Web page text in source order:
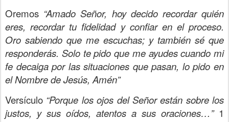
Oremos “AmadoSeñor, hoy decido recordar quién
eres, recordar tu fidelidad y confiar en el proceso.
Oro sabiendo que me escuchas; y también sé que
responderás. Solo te pido que me ayudes cuando mi
fe decaiga por las situaciones que pasan, lo pido en
el Nombre de Jesús, Amén”
Versículo “Porque los ojos del Señor están sobre los
justos, y sus oídos, atentos a sus oraciones…” 1